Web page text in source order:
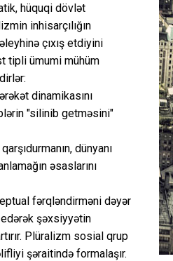
hüquqi dövlət
inhisarçılığın
çıxış etdiyini
tipli ümumi mühüm
dinamikasını
"silinib getməsini"
dünyanı
əsaslarını
fərqləndirməni dəyər
şəxsiyyətin
Plüralizm sosial qrup
şəraitində formalaşır.